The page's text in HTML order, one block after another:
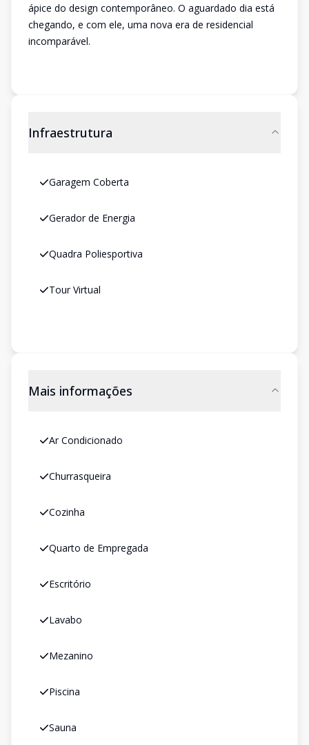
ápice do design contemporâneo. O aguardado dia está
chegando, e com ele, uma nova era de residencial
incomparável.
Infraestrutura
Garagem Coberta
Gerador de Energia
Quadra Poliesportiva
Tour Virtual
Mais informações
Ar Condicionado
Churrasqueira
Cozinha
Quarto de Empregada
Escritório
Lavabo
Mezanino
Piscina
Sauna